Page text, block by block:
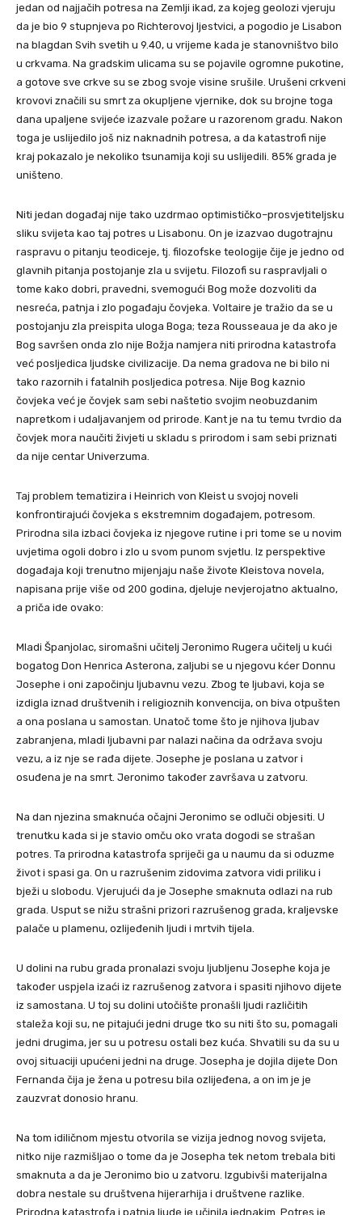
jedan od najjačih potresa na Zemlji ikad, za kojeg geolozi vjeruju
da je bio 9 stupnjeva po Richterovoj ljestvici, a pogodio je Lisabon
na blagdan Svih svetih u 9.40, u vrijeme kada je stanovništvo bilo
u crkvama. Na gradskim ulicama su se pojavile ogromne pukotine,
a gotove sve crkve su se zbog svoje visine srušile. Urušeni crkveni
krovovi značili su smrt za okupljene vjernike, dok su brojne toga
dana upaljene svijeće izazvale požare u razorenom gradu. Nakon
toga je uslijedilo još niz naknadnih potresa, a da katastrofi nije
kraj pokazalo je nekoliko tsunamija koji su uslijedili. 85% grada je
uništeno.
Niti jedan događaj nije tako uzdrmao optimističko–prosvjetiteljsku
sliku svijeta kao taj potres u Lisabonu. On je izazvao dugotrajnu
raspravu o pitanju teodiceje, tj. filozofske teologije čije je jedno od
glavnih pitanja postojanje zla u svijetu. Filozofi su raspravljali o
tome kako dobri, pravedni, svemogući Bog može dozvoliti da
nesreća, patnja i zlo pogađaju čovjeka. Voltaire je tražio da se u
postojanju zla preispita uloga Boga; teza Rousseaua je da ako je
Bog savršen onda zlo nije Božja namjera niti prirodna katastrofa
već posljedica ljudske civilizacije. Da nema gradova ne bi bilo ni
tako razornih i fatalnih posljedica potresa. Nije Bog kaznio
čovjeka već je čovjek sam sebi naštetio svojim neobuzdanim
napretkom i udaljavanjem od prirode. Kant je na tu temu tvrdio da
čovjek mora naučiti živjeti u skladu s prirodom i sam sebi priznati
da nije centar Univerzuma.
Taj problem tematizira i Heinrich von Kleist u svojoj noveli
konfrontirajući čovjeka s ekstremnim događajem, potresom.
Prirodna sila izbaci čovjeka iz njegove rutine i pri tome se u novim
uvjetima ogoli dobro i zlo u svom punom svjetlu. Iz perspektive
događaja koji trenutno mijenjaju naše živote Kleistova novela,
napisana prije više od 200 godina, djeluje nevjerojatno aktualno,
a priča ide ovako:
Mladi Španjolac, siromašni učitelj Jeronimo Rugera učitelj u kući
bogatog Don Henrica Asterona, zaljubi se u njegovu kćer Donnu
Josephe i oni započinju ljubavnu vezu. Zbog te ljubavi, koja se
izdigla iznad društvenih i religioznih konvencija, on biva otpušten
a ona poslana u samostan. Unatoč tome što je njihova ljubav
zabranjena, mladi ljubavni par nalazi načina da održava svoju
vezu, a iz nje se rađa dijete. Josephe je poslana u zatvor i
osuđena je na smrt. Jeronimo također završava u zatvoru.
Na dan njezina smaknuća očajni Jeronimo se odluči objesiti. U
trenutku kada si je stavio omču oko vrata dogodi se strašan
potres. Ta prirodna katastrofa spriječi ga u naumu da si oduzme
život i spasi ga. On u razrušenim zidovima zatvora vidi priliku i
bježi u slobodu. Vjerujući da je Josephe smaknuta odlazi na rub
grada. Usput se nižu strašni prizori razrušenog grada, kraljevske
palače u plamenu, ozlijeđenih ljudi i mrtvih tijela.
U dolini na rubu grada pronalazi svoju ljubljenu Josephe koja je
također uspjela izaći iz razrušenog zatvora i spasiti njihovo dijete
iz samostana. U toj su dolini utočište pronašli ljudi različitih
staleža koji su, ne pitajući jedni druge tko su niti što su, pomagali
jedni drugima, jer su u potresu ostali bez kuća. Shvatili su da su u
ovoj situaciji upućeni jedni na druge. Josepha je dojila dijete Don
Fernanda čija je žena u potresu bila ozlijeđena, a on im je je
zauzvrat donosio hranu.
Na tom idiličnom mjestu otvorila se vizija jednog novog svijeta,
nitko nije razmišljao o tome da je Josepha tek netom trebala biti
smaknuta a da je Jeronimo bio u zatvoru. Izgubivši materijalna
dobra nestale su društvena hijerarhija i društvene razlike.
Prirodna katastrofa i patnja ljude je učinila jednakim. Potres je